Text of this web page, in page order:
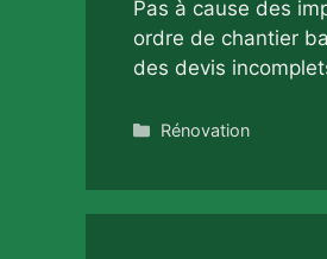
Pas à cause des
ordre de chantier
des devis
Catégories
Rénovation